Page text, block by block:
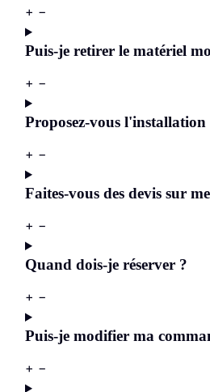
+ −
Puis-je retirer le matériel
+ −
Proposez-vous l'installation
+ −
Faites-vous des devis sur
+ −
Quand dois-je réserver ?
+ −
Puis-je modifier ma
+ −